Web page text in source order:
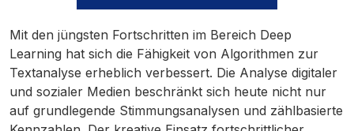
Mit den jüngsten Fortschritten im Bereich Deep
Learning hat sich die Fähigkeit von Algorithmen zur
Textanalyse erheblich verbessert. Die Analyse digitaler
und sozialer Medien beschränkt sich heute nicht nur
auf grundlegende Stimmungsanalysen und zählbasierte